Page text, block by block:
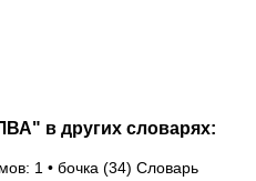
в других словарях:
1 • бочка (34) Словарь